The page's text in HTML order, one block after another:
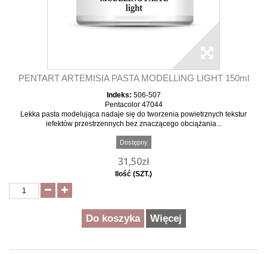
PENTART ARTEMISIA PASTA MODELLING LIGHT 150ml
Indeks: 506-507
Pentacolor 47044
Lekka pasta modelująca nadaje się do tworzenia powietrznych tekstur
iefektów przestrzennych bez znaczącego obciążania...
Dostępny
31,50zł
Ilość (SZT.)
Do koszyka Więcej